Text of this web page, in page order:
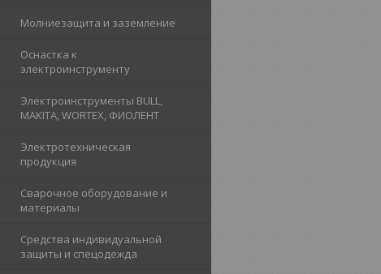
Молниезащита и заземление
Оснастка к
электроинструменту
Электроинструменты BULL,
MAKITA, WORTEX, ФИОЛЕНТ
Электротехническая
продукция
Сварочное оборудование и
материалы
Средства индивидуальной
защиты и спецодежда